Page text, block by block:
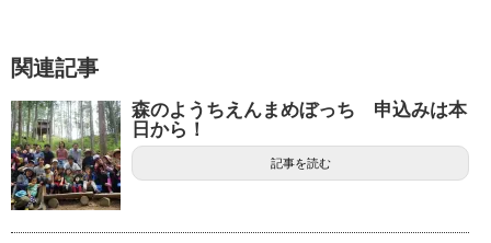
関連記事
森のようちえんまめぼっち 申込みは本
日から！
記事を読む